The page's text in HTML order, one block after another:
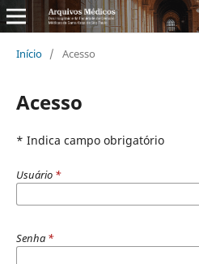
Início / Acesso
Acesso
* Indica campo obrigatório
Usuário *
Senha *